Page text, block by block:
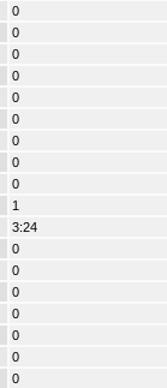
0
0
0
0
0
0
0
0
0
1
3:24
0
0
0
0
0
0
0